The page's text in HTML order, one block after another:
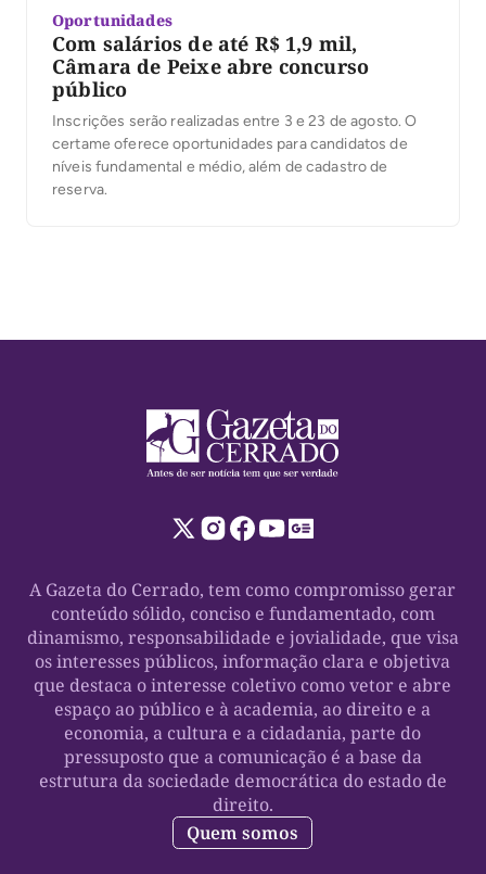
Oportunidades
Com salários de até R$ 1,9 mil,
Câmara de Peixe abre concurso
público
Inscrições serão realizadas entre 3 e 23 de agosto. O
certame oferece oportunidades para candidatos de
níveis fundamental e médio, além de cadastro de
reserva.
A Gazeta do Cerrado, tem como compromisso gerar
conteúdo sólido, conciso e fundamentado, com
dinamismo, responsabilidade e jovialidade, que visa
os interesses públicos, informação clara e objetiva
que destaca o interesse coletivo como vetor e abre
espaço ao público e à academia, ao direito e a
economia, a cultura e a cidadania, parte do
pressuposto que a comunicação é a base da
estrutura da sociedade democrática do estado de
direito.
Quem somos